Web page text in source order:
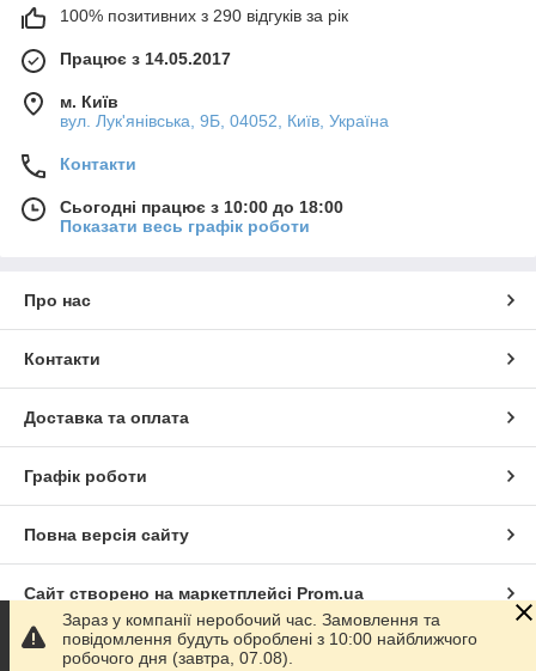
100% позитивних з 290 відгуків за рік
Працює з 14.05.2017
м. Київ
вул. Лук'янівська, 9Б, 04052, Київ, Україна
Контакти
Сьогодні працює з 10:00 до 18:00
Показати весь графік роботи
Про нас
Контакти
Доставка та оплата
Графік роботи
Повна версія сайту
Сайт створено на маркетплейсі Prom.ua
Політика конфіденційності
Зараз у компанії неробочий час. Замовлення та
повідомлення будуть оброблені з 10:00 найближчого
робочого дня (завтра, 07.08).